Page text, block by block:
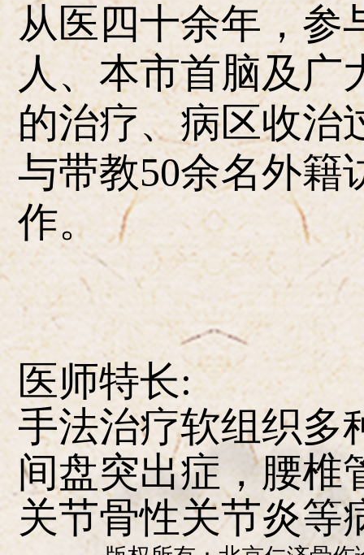
从医四十余年，参
人、本市首脑及广
的治疗、病区收治
与带教50余名外籍
作。
医师特长:
手法治疗软组织多
间盘突出症，腰椎
关节骨性关节炎等